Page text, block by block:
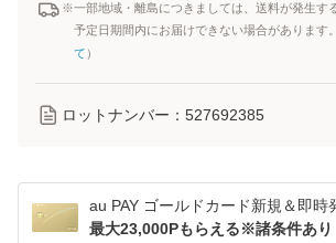
※一部地域・離島につきましては、送料が発生す
予定日期間内にお届けできない場合があります
て ）
ロットナンバー： 527692385
au PAY ゴールドカード新規＆即時
最大23,000Pもらえる※諸条件あり